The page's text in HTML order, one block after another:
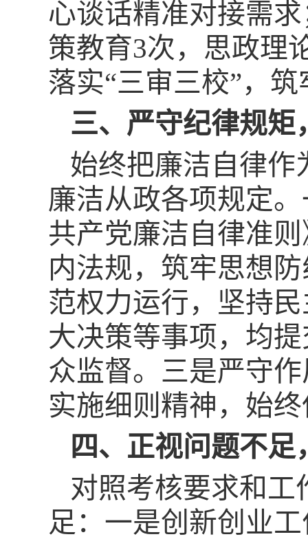
心谈话精准对接需
策教育3次，思政理
落实“三审三校”，
三、严守纪律规矩
始终把廉洁自律作
廉洁从政各项规定
共产党廉洁自律准
内法规，筑牢思想
范权力运行，坚持
大决策等事项，均
众监督。三是严守
实施细则精神，始
四、正视问题不
对照考核要求和工
足：一是创新创业